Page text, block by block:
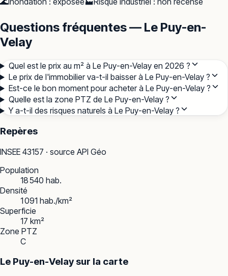
Questions fréquentes — Le Puy-en-
Velay
Quel est le prix au m² à Le Puy-en-Velay en 2026 ?
Le prix de l'immobilier va-t-il baisser à Le Puy-en-Velay ?
Est-ce le bon moment pour acheter à Le Puy-en-Velay ?
Quelle est la zone PTZ de Le Puy-en-Velay ?
Y a-t-il des risques naturels à Le Puy-en-Velay ?
Repères
INSEE 43157 · source API Géo
Population
18 540 hab.
Densité
1 091 hab./km²
Superficie
17 km²
Zone PTZ
C
Le Puy-en-Velaysur la carte